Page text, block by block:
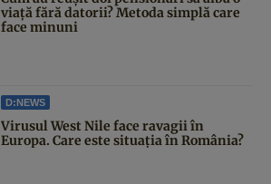
viață fără datorii? Metoda simplă care
face minuni
D:NEWS
Virusul West Nile face ravagii în
Europa. Care este situația în România?